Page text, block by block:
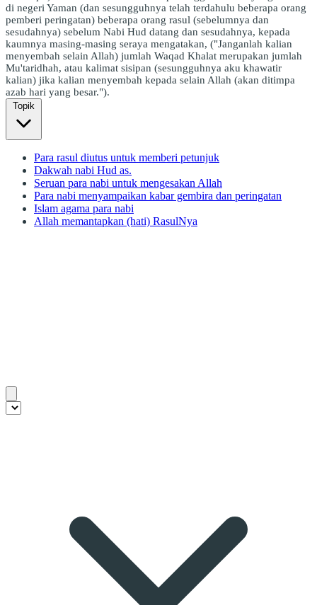
di negeri Yaman (dan sesungguhnya telah terdahulu beberapa orang
pemberi peringatan) beberapa orang rasul (sebelumnya dan
sesudahnya) sebelum Nabi Hud datang dan sesudahnya, kepada
kaumnya masing-masing seraya mengatakan, ("Janganlah kalian
menyembah selain Allah) jumlah Waqad Khalat merupakan jumlah
Mu'taridhah, atau kalimat sisipan (sesungguhnya aku khawatir
kalian) jika kalian menyembah kepada selain Allah (akan ditimpa
azab hari yang besar.").
Topik
Para rasul diutus untuk memberi petunjuk
Dakwah nabi Hud as.
Seruan para nabi untuk mengesakan Allah
Para nabi menyampaikan kabar gembira dan peringatan
Islam agama para nabi
Allah memantapkan (hati) RasulNya